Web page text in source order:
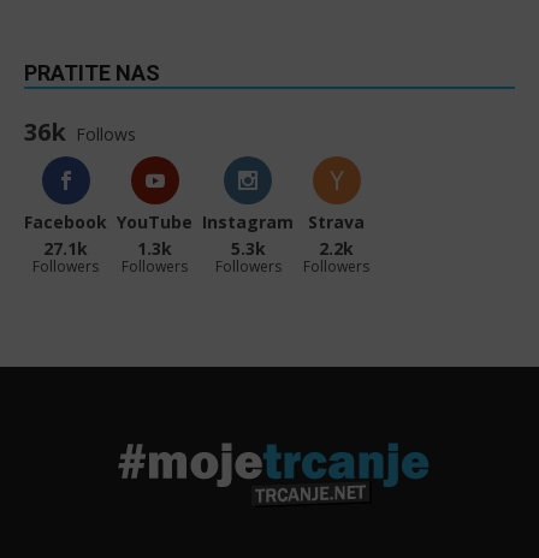
PRATITE NAS
36k Follows
Facebook
27.1k
Followers
YouTube
1.3k
Followers
Instagram
5.3k
Followers
Strava
2.2k
Followers